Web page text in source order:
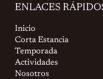
ENLACES
Inicio
Corta Estancia
Temporada
Actividades
Nosotros